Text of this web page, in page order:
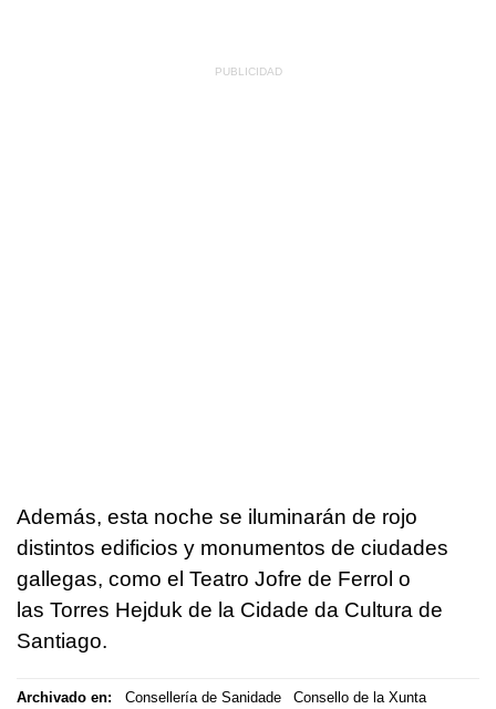
Además, esta noche se iluminarán de rojo
distintos edificios y monumentos de ciudades
gallegas, como el Teatro Jofre de Ferrol o
las Torres Hejduk de la Cidade da Cultura de
Santiago.
Archivado en: Consellería de Sanidade
Consello de la Xunta